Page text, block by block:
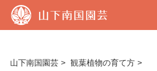
山
下
南
芸
山下南国園芸
観葉植物の育て方